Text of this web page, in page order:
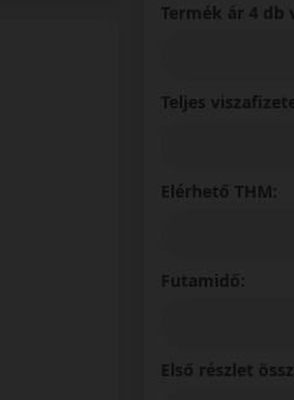
Termék ár 4 db
Teljes
Elérhető THM:
Futamidő:
Első részlet